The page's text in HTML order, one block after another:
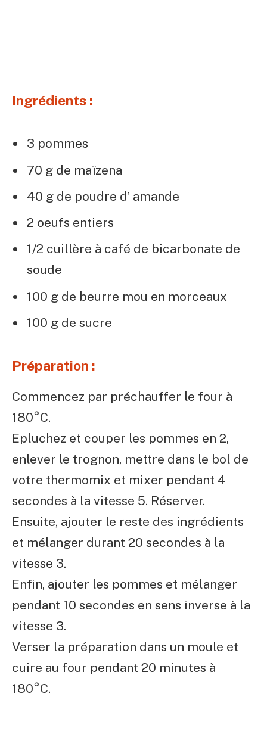
Ingrédients :
3 pommes
70 g de maïzena
40 g de poudre d’ amande
2 oeufs entiers
1/2 cuillère à café de bicarbonate de
soude
100 g de beurre mou en morceaux
100 g de sucre
Préparation :
Commencez par préchauffer le four à
180°C.
Epluchez et couper les pommes en 2,
enlever le trognon, mettre dans le bol de
votre thermomix et mixer pendant 4
secondes à la vitesse 5. Réserver.
Ensuite, ajouter le reste des ingrédients
et mélanger durant 20 secondes à la
vitesse 3.
Enfin, ajouter les pommes et mélanger
pendant 10 secondes en sens inverse à la
vitesse 3.
Verser la préparation dans un moule et
cuire au four pendant 20 minutes à
180°C.